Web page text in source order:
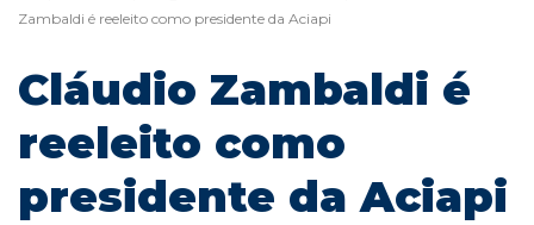
Zambaldi é reeleito como presidente da Aciapi
Cláudio Zambaldi é
reeleito como
presidente da Aciapi